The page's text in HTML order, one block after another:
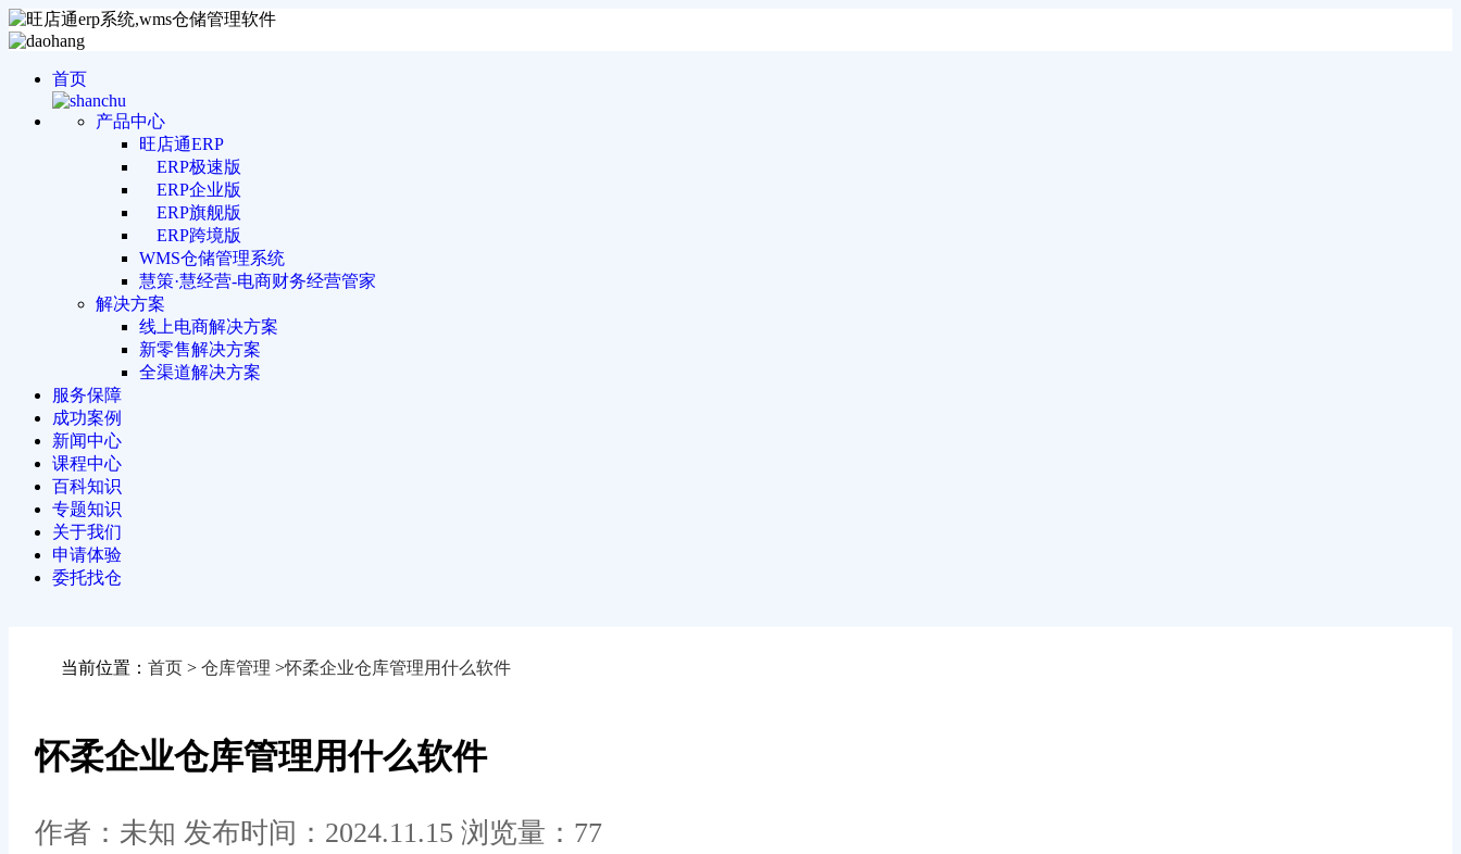
首页
产品中心
旺店通ERP
ERP极速版
ERP企业版
ERP旗舰版
ERP跨境版
WMS仓储管理系统
慧策·慧经营-电商财务经营管家
解决方案
线上电商解决方案
新零售解决方案
全渠道解决方案
服务保障
成功案例
新闻中心
课程中心
百科知识
专题知识
关于我们
申请体验
委托找仓
当前位置： 首页 > 仓库管理 >怀柔企业仓库管理用什么软件
怀柔企业仓库管理用什么软件
作者：未知 发布时间：2024.11.15 浏览量：77